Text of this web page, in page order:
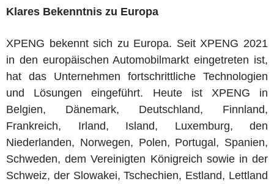
Klares Bekenntnis zu Europa
XPENG bekennt sich zu Europa. Seit XPENG 2021
in den europäischen Automobilmarkt eingetreten ist,
hat das Unternehmen fortschrittliche Technologien
und Lösungen eingeführt. Heute ist XPENG in
Belgien, Dänemark, Deutschland, Finnland,
Frankreich, Irland, Island, Luxemburg, den
Niederlanden, Norwegen, Polen, Portugal, Spanien,
Schweden, dem Vereinigten Königreich sowie in der
Schweiz, der Slowakei, Tschechien, Estland, Lettland